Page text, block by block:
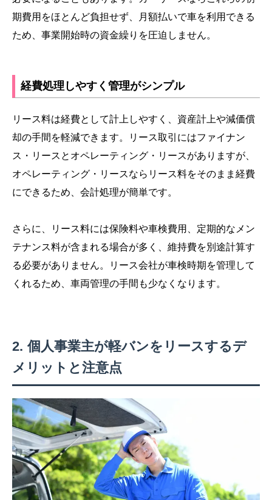
期費用をほとんど負担せず、月額払いで車を利用できる
ため、事業開始時の資金繰りを圧迫しません。
経費処理しやすく管理がシンプル
リース料は経費として計上しやすく、資産計上や減価償
却の手間を軽減できます。リース取引にはファイナン
ス・リースとオペレーティング・リースがありますが、
オペレーティング・リースならリース料をそのまま経費
にできるため、会計処理が簡単です。
さらに、リース料には保険料や車検費用、定期的なメン
テナンス料が含まれる場合が多く、維持費を別途計算す
る必要がありません。リース会社が車検時期を管理して
くれるため、車両管理の手間も少なくなります。
個人事業主が軽バンをリースするデ
メリットと注意点